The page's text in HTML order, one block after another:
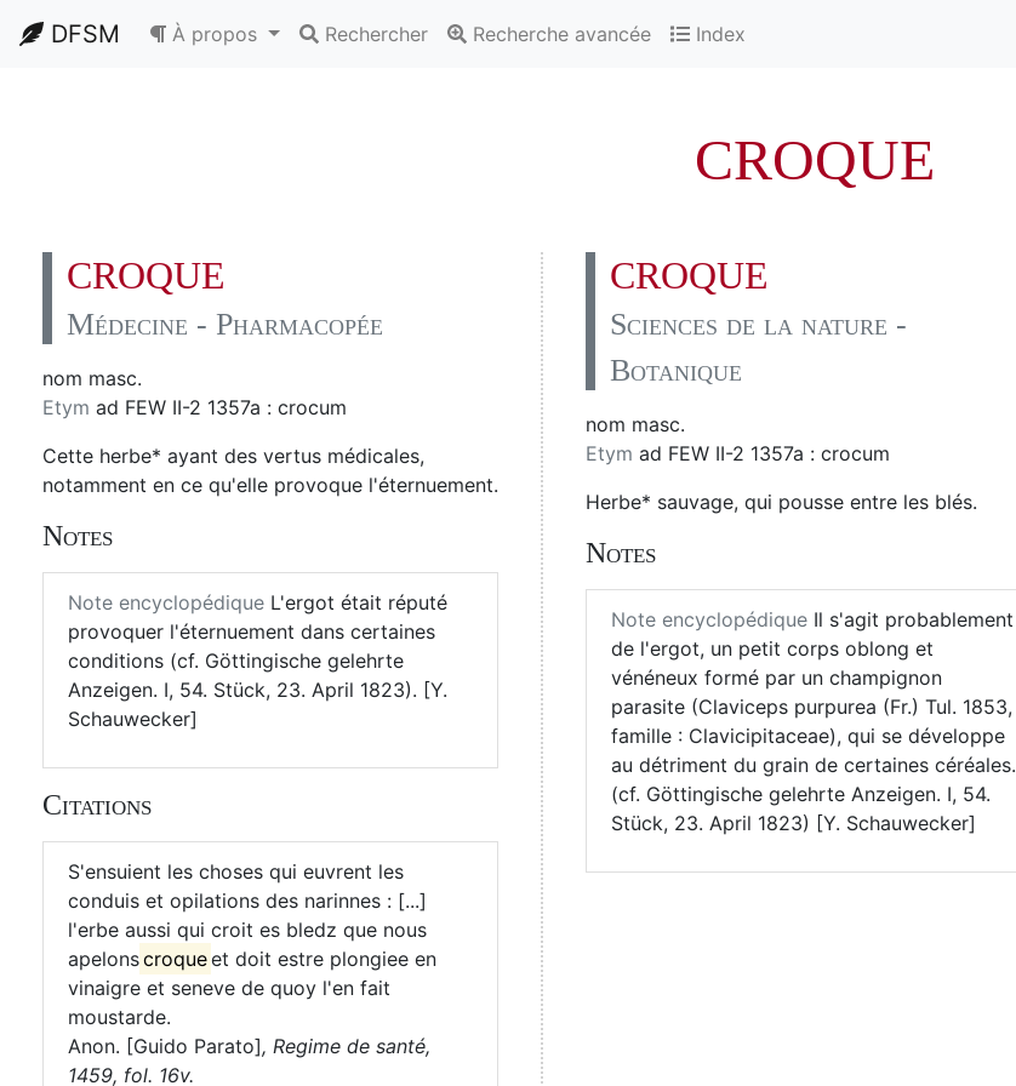
DFSM À propos Rechercher Recherche avancée Index
CROQUE
CROQUE
Médecine - Pharmacopée
nom masc.
Etym ad FEW II-2 1357a : crocum
Cette herbe* ayant des vertus médicales,
notamment en ce qu'elle provoque l'éternuement.
Notes
Note encyclopédique L'ergot était réputé
provoquer l'éternuement dans certaines
conditions (cf. Göttingische gelehrte
Anzeigen. I, 54. Stück, 23. April 1823). [Y.
Schauwecker]
Citations
S'ensuient les choses qui euvrent les
conduis et opilations des narinnes : [...]
l'erbe aussi qui croit es bledz que nous
apelonscroqueet doit estre plongiee en
vinaigre et seneve de quoy l'en fait
moustarde.
Anon. [Guido Parato], Regime de santé,
1459, fol. 16v.
CROQUE
Sciences de la nature -
Botanique
nom masc.
Etym ad FEW II-2 1357a : crocum
Herbe* sauvage, qui pousse entre les blés.
Notes
Note encyclopédique Il s'agit probablement
de l'ergot, un petit corps oblong et
vénéneux formé par un champignon
parasite (Claviceps purpurea (Fr.) Tul. 1853,
famille : Clavicipitaceae), qui se développe
au détriment du grain de certaines céréales.
(cf. Göttingische gelehrte Anzeigen. I, 54.
Stück, 23. April 1823) [Y. Schauwecker]